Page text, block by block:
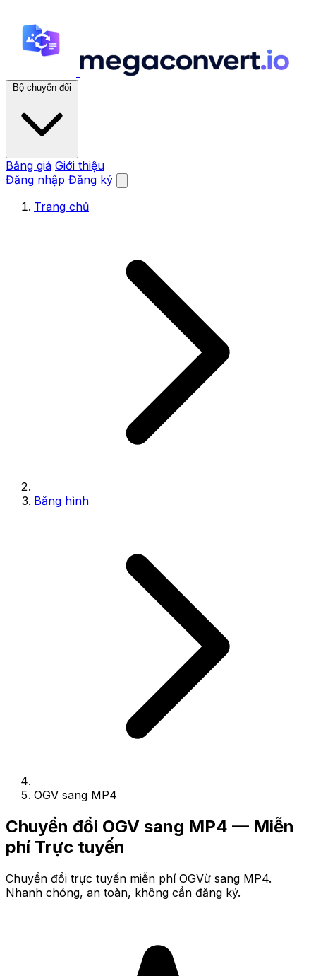
Bộ chuyển đổi
Bảng giá Giới thiệu
Đăng nhập Đăng ký
Trang chủ
Băng hình
OGV sang MP4
Chuyển đổi OGV sang MP4 — Miễn
phí Trực tuyến
Chuyển đổi trực tuyến miễn phí OGVừ sang MP4.
Nhanh chóng, an toàn, không cần đăng ký.